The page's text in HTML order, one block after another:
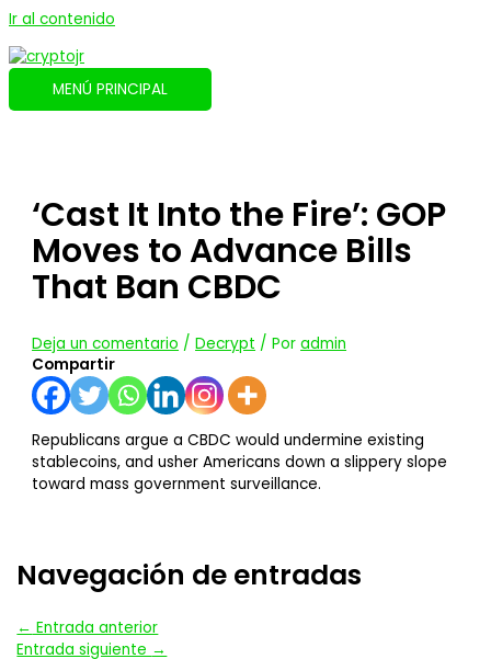
Ir al contenido
MENÚ PRINCIPAL
‘Cast It Into the Fire’: GOP
Moves to Advance Bills
That Ban CBDC
Deja un comentario /Decrypt / Poradmin
Compartir
Republicans argue a CBDC would undermine existing
stablecoins, and usher Americans down a slippery slope
toward mass government surveillance.
Navegación de entradas
← Entrada anterior
Entrada siguiente →